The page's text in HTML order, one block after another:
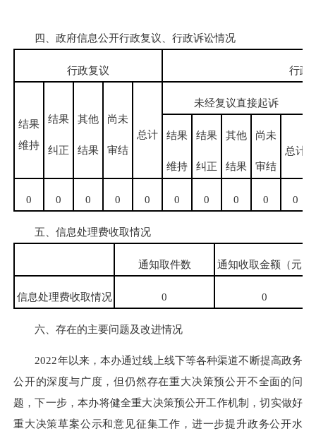
四、政府信息公开行政复议、行政诉讼情况
行政复议 行政
结果
维持
结果
纠正
其他
结果
尚未
审结
总计
未经复议直接起诉
结果
维持
结果
纠正
其他
结果
尚未
审结
总计
0 0 0 0 0 0 0 0 0 0
五、信息处理费收取情况
通知取件数 通知收取金额（元）
信息处理费收取情况 0 0
六、存在的主要问题及改进情况
2022年以来，本办通过线上线下等各种渠道不断提高政务
公开的深度与广度，但仍然存在重大决策预公开不全面的问
题，下一步，本办将健全重大决策预公开工作机制，切实做好
重大决策草案公示和意见征集工作，进一步提升政务公开水